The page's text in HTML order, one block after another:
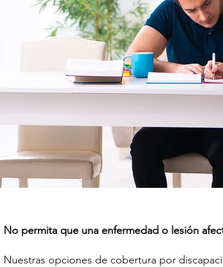
No permita que una enfermedad o lesión
Nuestras opciones de cobertura por